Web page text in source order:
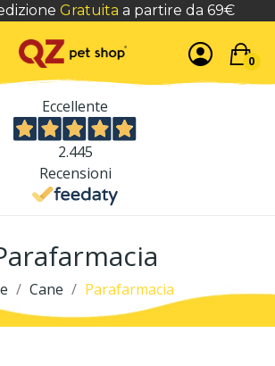
Gratuita a partire da 69€
0
Eccellente
2.445
Recensioni
Cane Parafarmacia